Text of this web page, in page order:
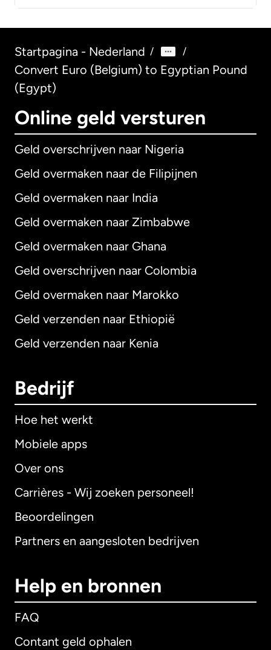
Startpagina - Nederland / /
Convert Euro (Belgium) to Egyptian Pound
(Egypt)
Online geld versturen
Geld overschrijven naar Nigeria
Geld overmaken naar de Filipijnen
Geld overmaken naar India
Geld overmaken naar Zimbabwe
Geld overmaken naar Ghana
Geld overschrijven naar Colombia
Geld overmaken naar Marokko
Geld verzenden naar Ethiopië
Geld verzenden naar Kenia
Bedrijf
Hoe het werkt
Mobiele apps
Over ons
Carrières - Wij zoeken personeel!
Beoordelingen
Partners en aangesloten bedrijven
Help en bronnen
FAQ
Contant geld ophalen